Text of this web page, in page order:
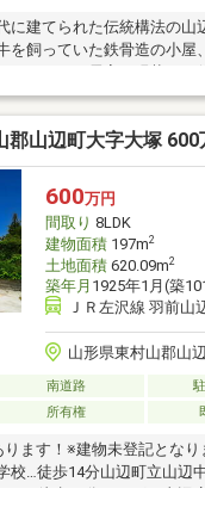
に建てられた伝統構法の山
を飼っていた鉄骨造の小屋
浴室・キッチン等の水回り
ンスすることで、古民家の
に家庭菜園できる畑で、有
郡山辺町大字大塚 600
600万円
間取り 8LDK
建物面積197m2
土地面積620.09m2
築年月 1925年1月(築
ＪＲ左沢線 羽前山
山形県東村山郡山
南道路
所有権
ます！※建物未登記となり
校…徒歩14分山辺町立山辺